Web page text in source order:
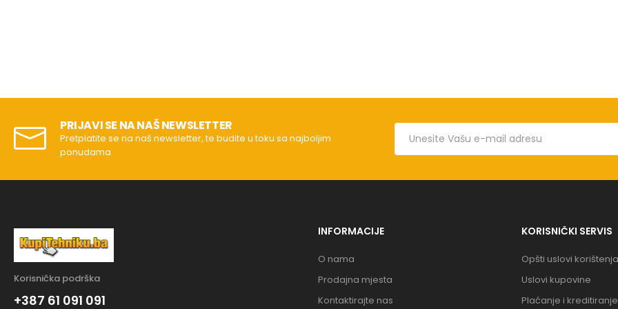
PRIJAVI SE NA NAŠ NEWSLETTER
Pretplatite se na naš newsletter, te budite u toku sa najboljim
ponudama
Korisnička podrška
+387 61 091 091
INFORMACIJE
O nama
Prodajna mjesta
Kontaktirajte nas
KORISNIČKI SERVIS
Opšti uslovi korištenja
Uslovi kupovine
Plaćanje i kreditiranje